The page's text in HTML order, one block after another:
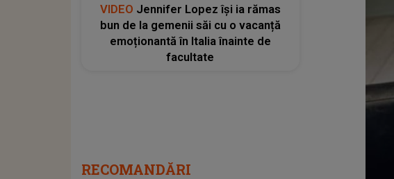
VIDEO Jennifer Lopez își ia rămas
bun de la gemenii săi cu o vacanță
emoționantă în Italia înainte de
facultate
RECOMANDĂRI